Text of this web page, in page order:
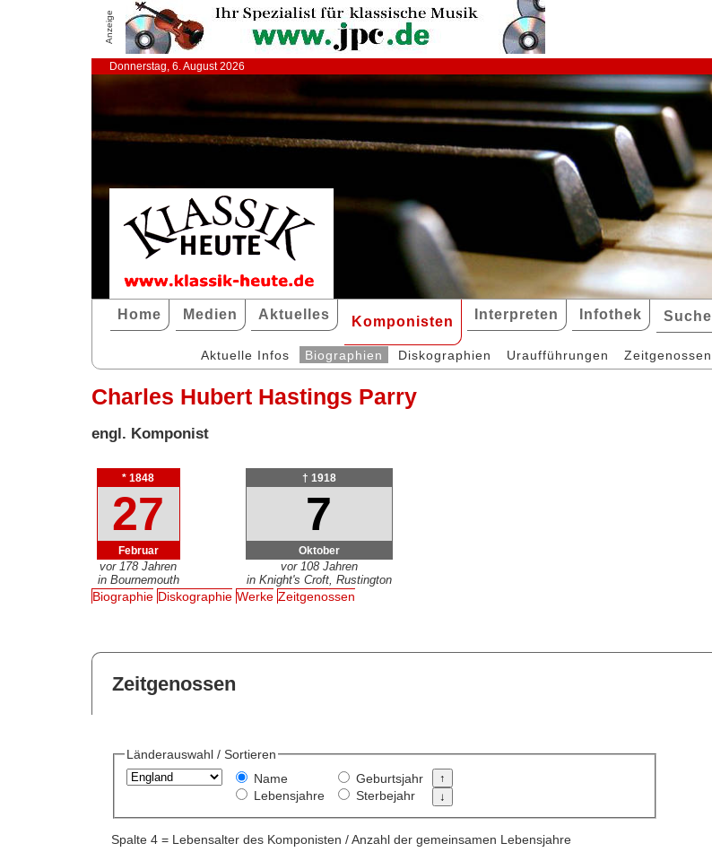
Anzeige
Donnerstag, 6. August 2026
Home Medien Aktuelles Komponisten Interpreten Infothek Suche
Aktuelle Infos Biographien Diskographien Uraufführungen Zeitgenossen
Charles Hubert Hastings Parry
engl. Komponist
* 1848
27
Februar
vor 178 Jahren
in Bournemouth
† 1918
7
Oktober
vor 108 Jahren
in Knight's Croft, Rustington
Biographie Diskographie Werke Zeitgenossen
Zeitgenossen
Länderauswahl / Sortieren
Name
Lebensjahre
Geburtsjahr
Sterbejahr
Spalte 4 = Lebensalter des Komponisten / Anzahl der gemeinsamen Lebensjahre